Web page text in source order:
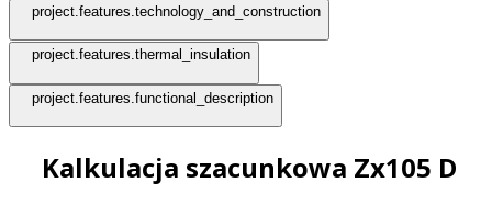
project.features.technology_and_construction
project.features.thermal_insulation
project.features.functional_description
Kalkulacja szacunkowa Zx105 D